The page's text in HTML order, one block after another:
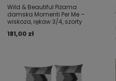
Wild & Beautiful Piżama
damska Momenti Per Me –
wiskoza, rękaw 3/4, szorty
181,00 zł